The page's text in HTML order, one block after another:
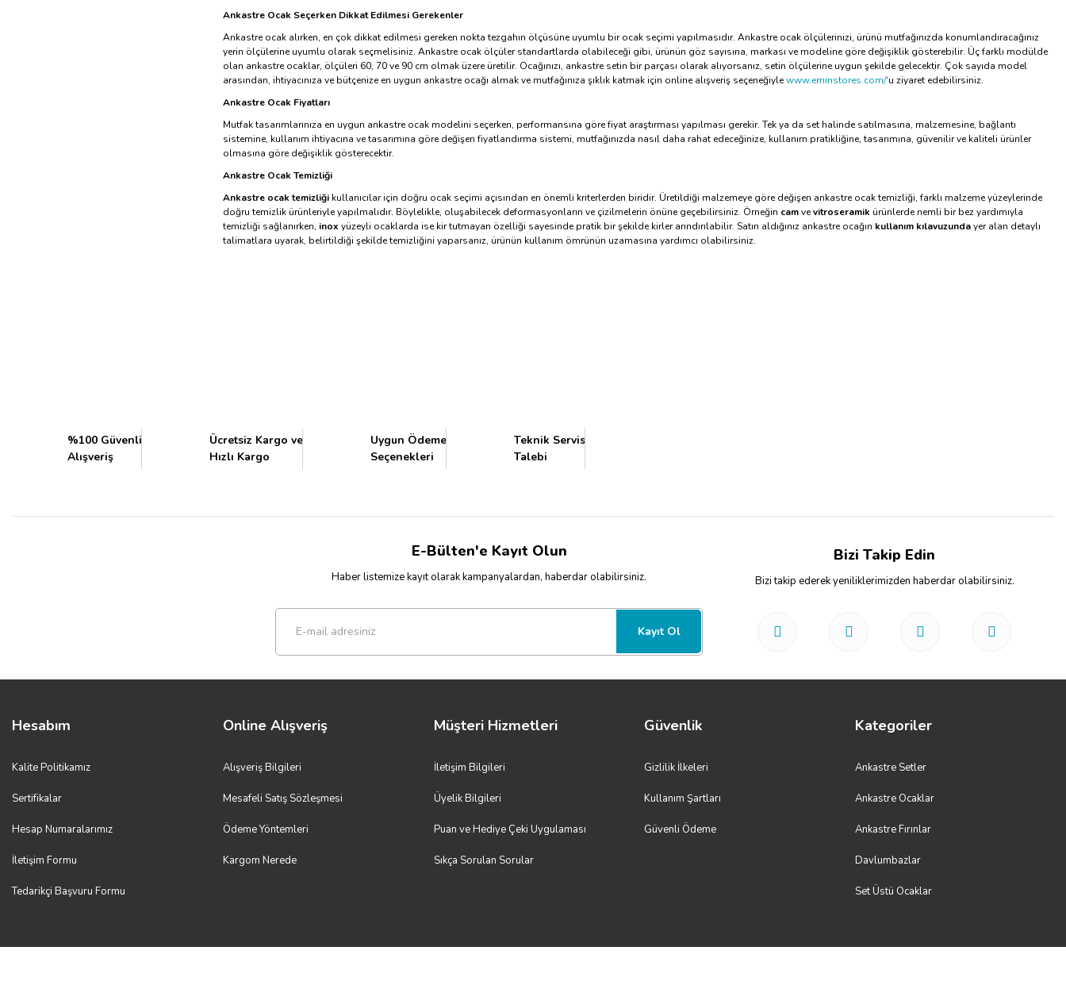
Ankastre Ocak Seçerken Dikkat Edilmesi Gerekenler
Ankastre ocak alırken, en çok dikkat edilmesi gereken nokta tezgahın ölçüsüne uyumlu bir ocak seçimi yapılmasıdır. Ankastre ocak ölçülerinizi, ürünü mutfağınızda konumlandıracağınız
yerin ölçülerine uyumlu olarak seçmelisiniz. Ankastre ocak ölçüler standartlarda olabileceği gibi, ürünün göz sayısına, markası ve modeline göre değişiklik gösterebilir. Üç farklı modülde
olan ankastre ocaklar, ölçüleri 60, 70 ve 90 cm olmak üzere üretilir. Ocağınızı, ankastre setin bir parçası olarak alıyorsanız, setin ölçülerine uygun şekilde gelecektir. Çok sayıda model
arasından, ihtiyacınıza ve bütçenize en uygun ankastre ocağı almak ve mutfağınıza şıklık katmak için online alışveriş seçeneğiyle www.eminstores.com/‘u ziyaret edebilirsiniz.
Ankastre Ocak Fiyatları
Mutfak tasarımlarınıza en uygun ankastre ocak modelini seçerken, performansına göre fiyat araştırması yapılması gerekir. Tek ya da set halinde satılmasına, malzemesine, bağlantı
sistemine, kullanım ihtiyacına ve tasarımına göre değişen fiyatlandırma sistemi, mutfağınızda nasıl daha rahat edeceğinize, kullanım pratikliğine, tasarımına, güvenilir ve kaliteli ürünler
olmasına göre değişiklik gösterecektir.
Ankastre Ocak Temizliği
Ankastre ocak temizliğikullanıcılar için doğru ocak seçimi açısından en önemli kriterlerden biridir. Üretildiği malzemeye göre değişen ankastre ocak temizliği, farklı malzeme yüzeylerinde
doğru temizlik ürünleriyle yapılmalıdır. Böylelikle, oluşabilecek deformasyonların ve çizilmelerin önüne geçebilirsiniz. Örneğin camvevitroseramik ürünlerde nemli bir bez yardımıyla
temizliği sağlanırken, inox yüzeyli ocaklarda ise kir tutmayan özelliği sayesinde pratik bir şekilde kirler arındırılabilir. Satın aldığınız ankastre ocağın kullanım kılavuzundayer alan detaylı
talimatlara uyarak, belirtildiği şekilde temizliğini yaparsanız, ürünün kullanım ömrünün uzamasına yardımcı olabilirsiniz.
%100 Güvenli
Alışveriş
Ücretsiz Kargo ve
Hızlı Kargo
Uygun Ödeme
Seçenekleri
Teknik Servis
Talebi
E-Bülten'e Kayıt Olun
Haber listemize kayıt olarak kampanyalardan, haberdar olabilirsiniz.
Kayıt Ol
Bizi Takip Edin
Bizi takip ederek yeniliklerimizden haberdar olabilirsiniz.
Hesabım
Kalite Politikamız
Sertifikalar
Hesap Numaralarımız
İletişim Formu
Tedarikçi Başvuru Formu
Online Alışveriş
Alışveriş Bilgileri
Mesafeli Satış Sözleşmesi
Ödeme Yöntemleri
Kargom Nerede
Müşteri Hizmetleri
İletişim Bilgileri
Üyelik Bilgileri
Puan ve Hediye Çeki Uygulaması
Sıkça Sorulan Sorular
Güvenlik
Gizlilik İlkeleri
Kullanım Şartları
Güvenli Ödeme
Kategoriler
Ankastre Setler
Ankastre Ocaklar
Ankastre Fırınlar
Davlumbazlar
Set Üstü Ocaklar